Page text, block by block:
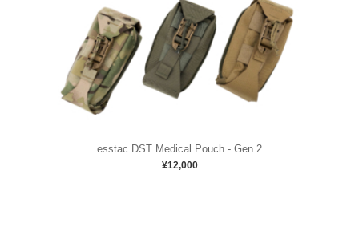
esstac DST Medical Pouch - Gen 2
¥12,000